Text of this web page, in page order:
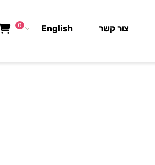
0 צור קשר English